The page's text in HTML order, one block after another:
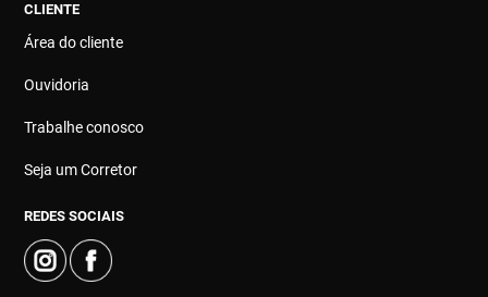
CLIENTE
Área do cliente
Ouvidoria
Trabalhe conosco
Seja um Corretor
REDES SOCIAIS